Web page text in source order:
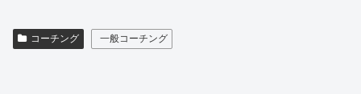
コーチング 一般コーチング